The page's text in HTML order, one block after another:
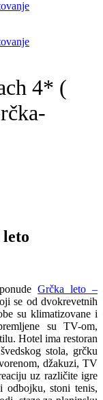
4* (
Grčka leto –
se od dvokrevetnih
su klimatizovane i
su TV-om,
Hotel ima restoran
stola, grčku
džakuzi, TV
uz različite igre
stoni tenis,